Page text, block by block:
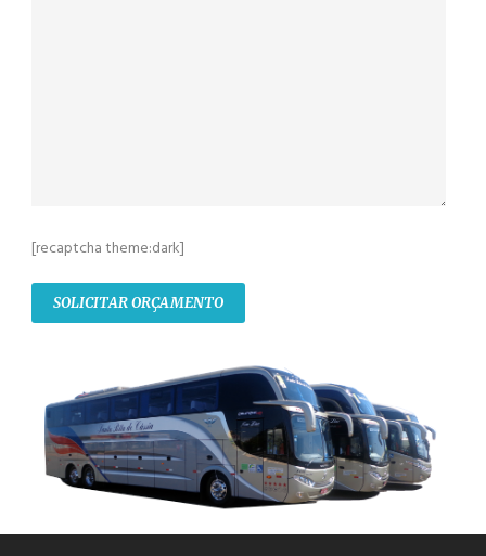
[recaptcha theme:dark]